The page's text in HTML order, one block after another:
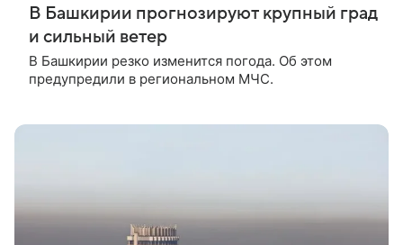
В Башкирии прогнозируют крупный град
и сильный ветер
В Башкирии резко изменится погода. Об этом
предупредили в региональном МЧС.